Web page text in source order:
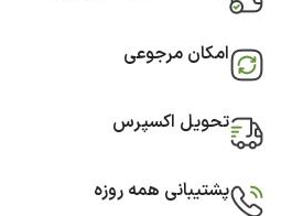
امکان مرجوعی
تحویل اکسپرس
پشتیبانی همه روزه